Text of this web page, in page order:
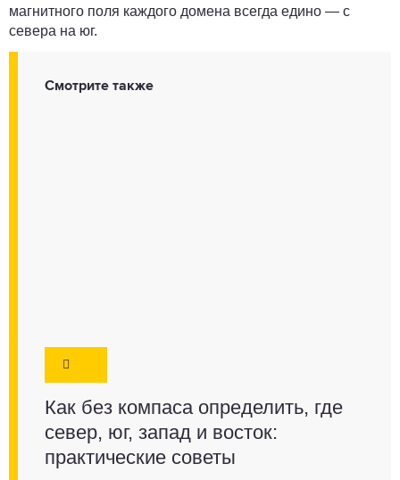
магнитного поля каждого домена всегда едино — с
севера на юг.
Смотрите также
Как без компаса определить, где
север, юг, запад и восток:
практические советы